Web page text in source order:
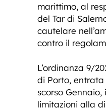
marittimo, al
del Tar di
cautelare
contro il
L’ordinanza 9/
di Porto,
scorso
limitazioni alla